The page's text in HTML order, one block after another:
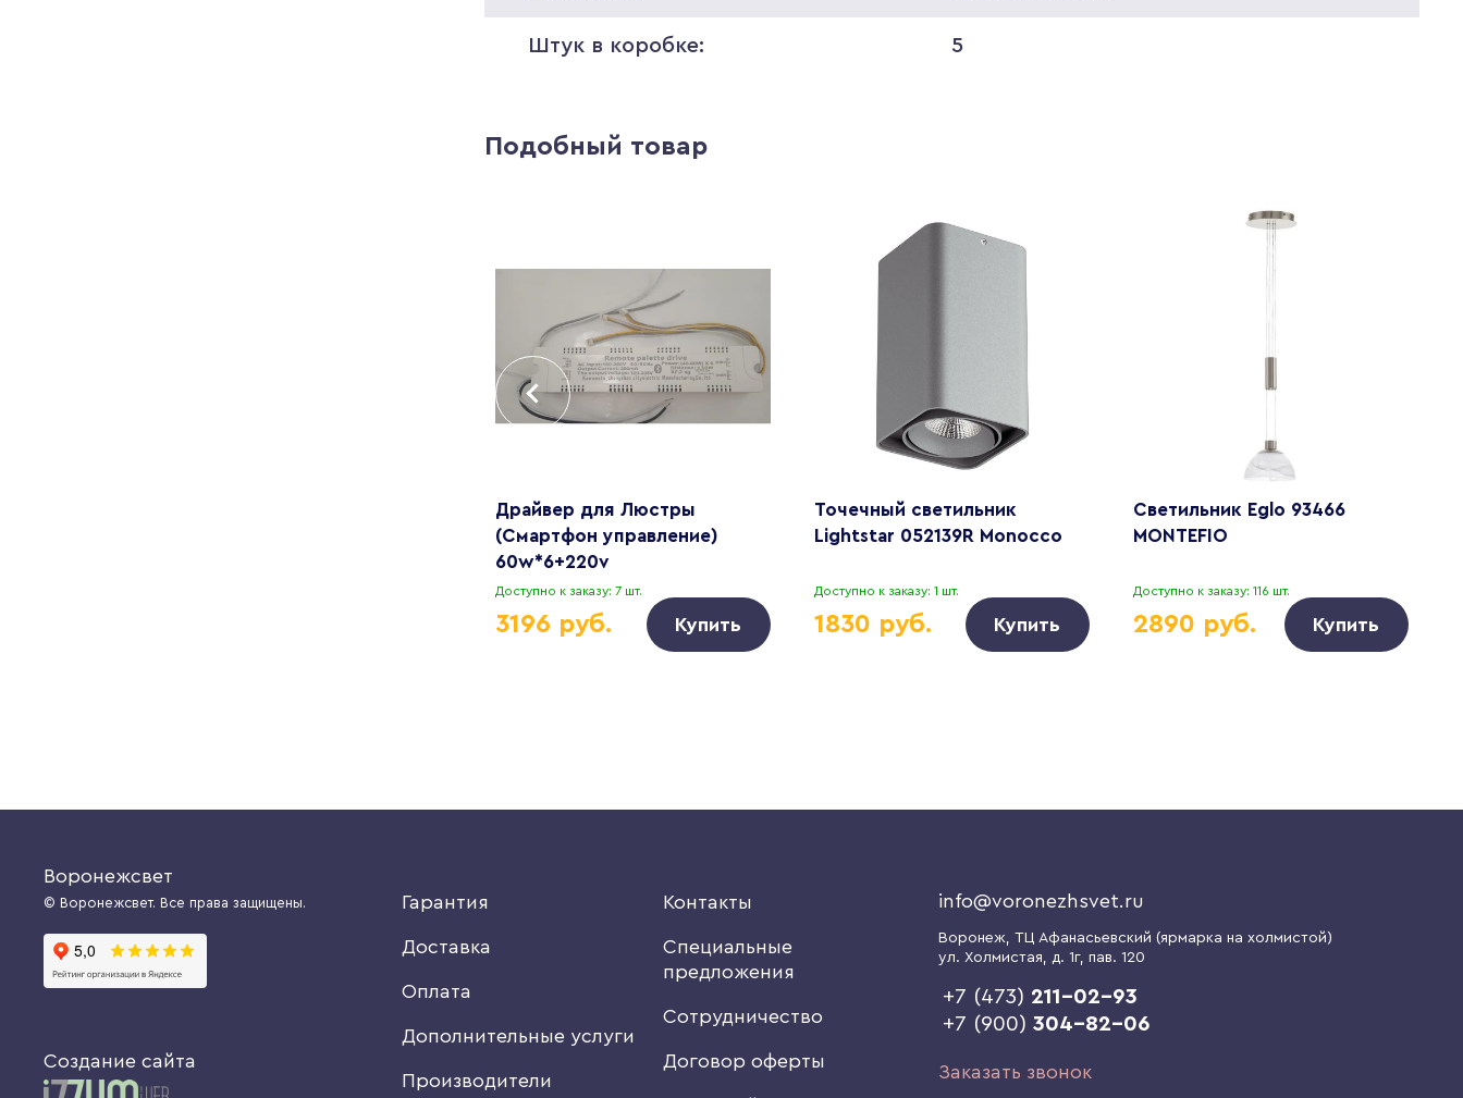
Штук в коробке: 5
Подобный товар
Драйвер для Люстры
(Смартфон управление)
60w*6+220v
Доступно к заказу: 7 шт.
3196 руб. Купить
Точечный светильник
Lightstar 052139R Monocco
Доступно к заказу: 1 шт.
1830 руб. Купить
Светильник Eglo 93466
MONTEFIO
Доступно к заказу: 116 шт.
2890 руб. Купить
Воронежсвет
© Воронежсвет. Все права защищены.
Создание сайта
Гарантия
Доставка
Оплата
Дополнительные услуги
Производители
Контакты
Специальные
предложения
Сотрудничество
Договор оферты
info@voronezhsvet.ru
Воронеж, ТЦ Афанасьевский (ярмарка на холмистой)
ул. Холмистая, д. 1г, пав. 120
+7 (473) 211-02-93
+7 (900) 304-82-06
Заказать звонок